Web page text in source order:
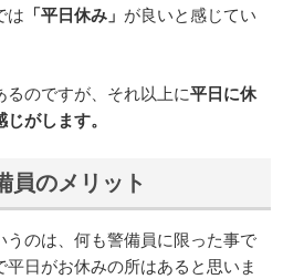
は 「平日休み」 が良いと感じてい
るのですが、それ以上に平日に休
がします。
員のメリット
うのは、何も警備員に限った事で
平日がお休みの所はあると思いま